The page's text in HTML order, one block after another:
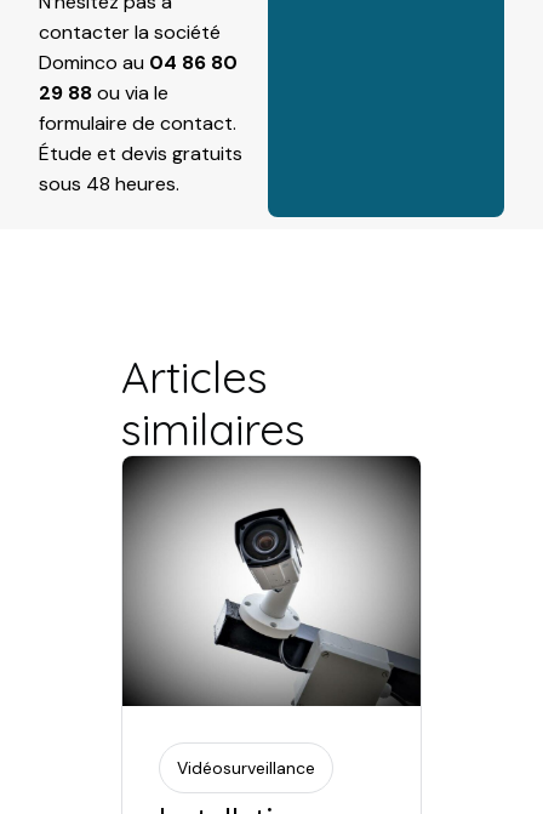
contacter la société
Dominco au 04 86 80
29 88ou via le
formulaire de contact.
Étude et devis gratuits
sous 48 heures.
Articles
similaires
Vidéosurveillance